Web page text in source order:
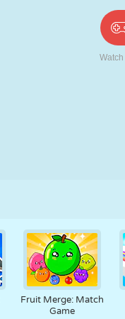
Fruit Merge: Match
Game